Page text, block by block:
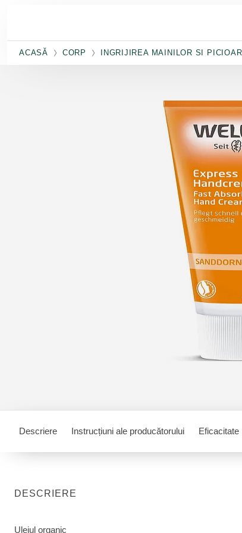
ACASĂ CORP INGRIJIREA MAINILOR SI
Descriere Instrucțiuni ale producătorului Eficacitate
DESCRIERE
Uleiul organic